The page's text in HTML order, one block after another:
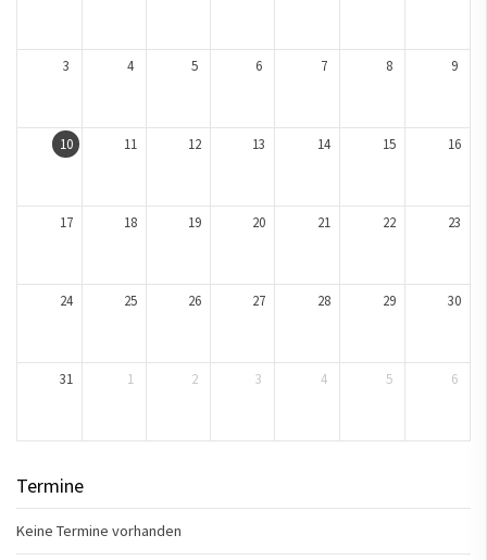
3 4 5 6 7 8 9
10 11 12 13 14 15 16
17 18 19 20 21 22 23
24 25 26 27 28 29 30
31 1 2 3 4 5 6
Termine
Keine Termine vorhanden